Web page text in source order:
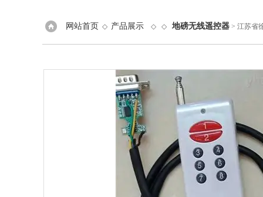
网站首页 ◇ 产品展示 ◇ ◇ 地磅无线遥控器 > 江苏省